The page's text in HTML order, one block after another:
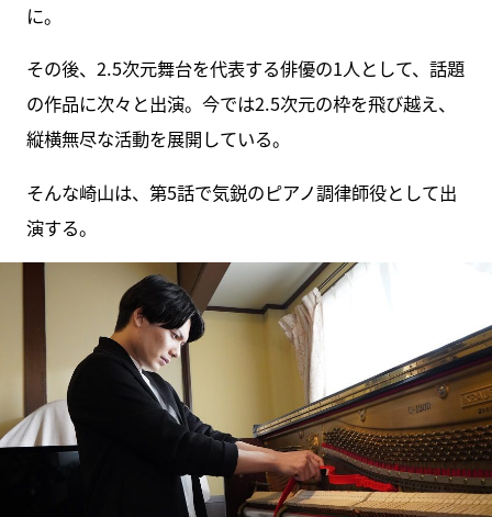
に。
その後、2.5次元舞台を代表する俳優の1人として、話題
の作品に次々と出演。今では2.5次元の枠を飛び越え、
縦横無尽な活動を展開している。
そんな崎山は、第5話で気鋭のピアノ調律師役として出
演する。